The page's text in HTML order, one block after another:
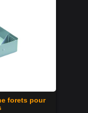
forets pour